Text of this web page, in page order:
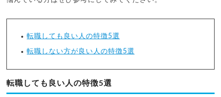
転職しても良い人の特徴5選
転職しない方が良い人の特徴5選
転職しても良い人の特徴5選